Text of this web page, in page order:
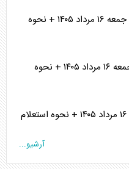
جدول قطعی برق استان فارس فردا جمعه ۱۶ مرداد ۱۴۰۵ + نحوه
جدول قطعی برق استان البرز فردا جمعه ۱۶ مرداد ۱۴۰۵ + نحوه
آرشیو...